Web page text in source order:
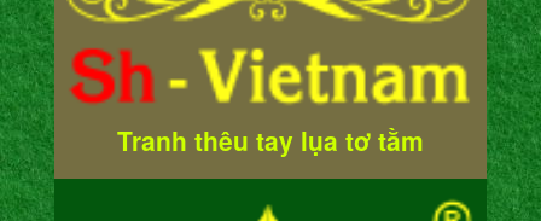
Tranh thêu tay lụa tơ tằm